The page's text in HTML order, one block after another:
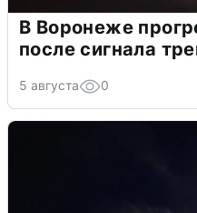
В Воронеже
после сигнала
5 августа 0